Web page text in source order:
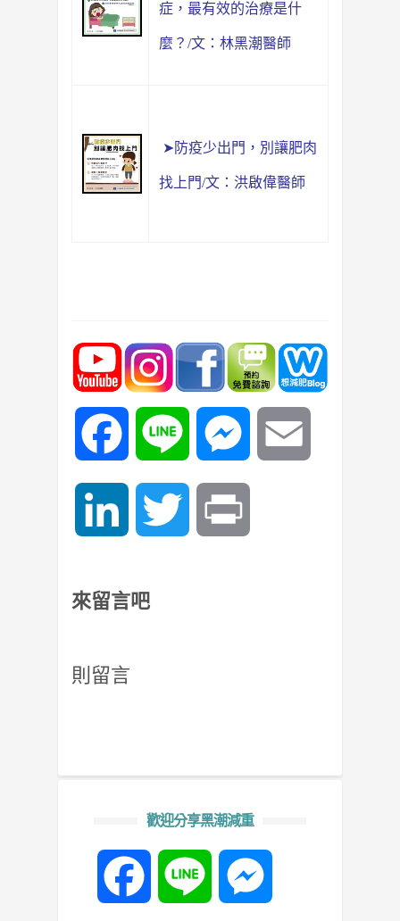
症，最有效的治療是什
麼？/文：林黑潮醫師
➤防疫少出門，別讓肥肉
找上門/文：洪啟偉醫師
Facebook Line Messenger
LinkedIn Twitter
來留言吧
則留言
歡迎分享黑潮減重
Facebook Line